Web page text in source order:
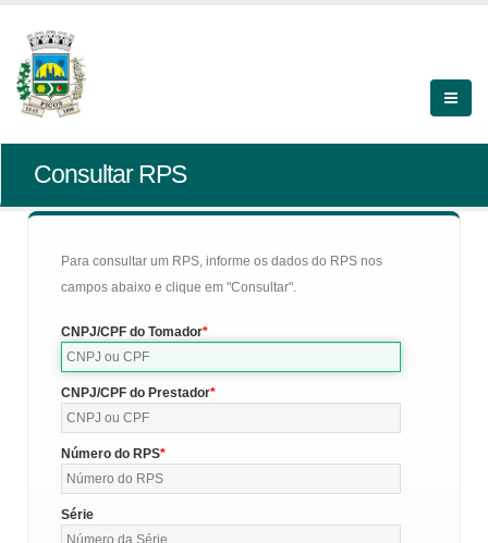
Consultar RPS
Para consultar um RPS, informe os dados do RPS nos
campos abaixo e clique em "Consultar".
CNPJ/CPF do Tomador
CNPJ/CPF do Prestador
Número do RPS
Série